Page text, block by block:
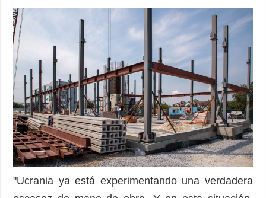
"Ucrania ya está experimentando una verdadera